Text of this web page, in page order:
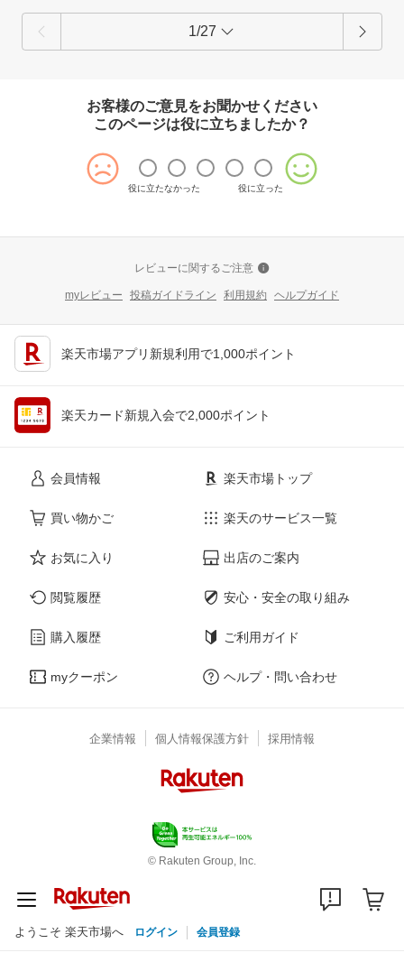
1/27
お客様のご意見をお聞かせください
このページは役に立ちましたか？
役に立たなかった 役に立った
レビューに関するご注意
myレビュー 投稿ガイドライン 利用規約 ヘルプガイド
楽天市場アプリ新規利用で1,000ポイント
楽天カード新規入会で2,000ポイント
会員情報
買い物かご
お気に入り
閲覧履歴
購入履歴
myクーポン
楽天市場トップ
楽天のサービス一覧
出店のご案内
安心・安全の取り組み
ご利用ガイド
ヘルプ・問い合わせ
企業情報 個人情報保護方針 採用情報
© Rakuten Group, Inc.
ようこそ 楽天市場へ ログイン 会員登録